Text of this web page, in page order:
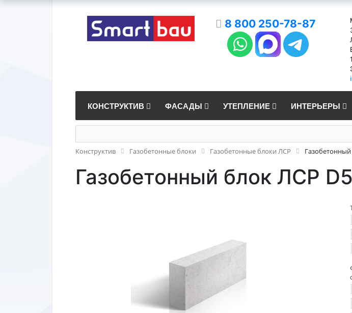
8 800 250-78-87
КОНСТРУКТИВ ФАСАДЫ УТЕПЛЕНИЕ ИНТЕРЬЕРЫ
Конструктив Газобетонные блоки Газобетонные блоки ЛСР
Газобетонный блок ЛСР